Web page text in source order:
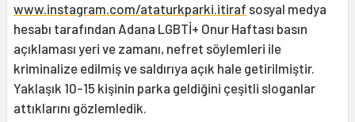
www.instagram.com/ataturkparki.itiraf sosyal medya
hesabı tarafından Adana LGBTİ+ Onur Haftası basın
açıklaması yeri ve zamanı, nefret söylemleri ile
kriminalize edilmiş ve saldırıya açık hale getirilmiştir.
Yaklaşık 10-15 kişinin parka geldiğini çeşitli sloganlar
attıklarını gözlemledik.